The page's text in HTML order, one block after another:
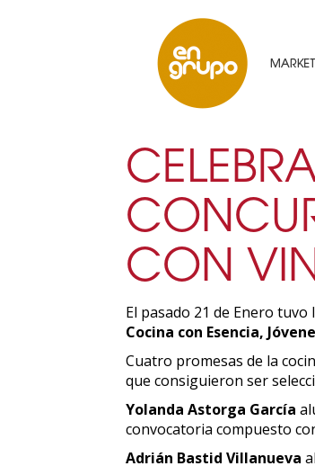
CON
El pasado 21 de Enero
Cocina con Esencia,
Cuatro promesas de la
que consiguieron ser
Yolanda Astorga García
convocatoria compuesto
Adrián Bastid Villanueva